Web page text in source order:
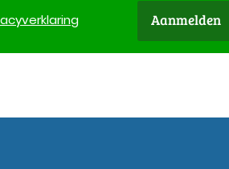
verklaring Aanmelden